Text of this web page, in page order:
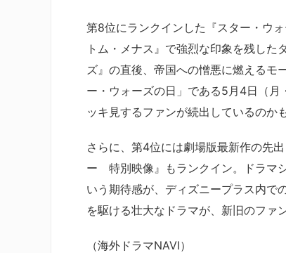
第8位にランクインした『スター・ウ
トム・メナス』で強烈な印象を残し
ズ』の直後、帝国への憎悪に燃えるモ
ー・ウォーズの日」である5月4日（月
ッキ見するファンが続出しているのか
さらに、第4位には劇場版最新作の先
ー 特別映像』もランクイン。ドラマ
いう期待感が、ディズニープラス内で
を駆ける壮大なドラマが、新旧のファ
（海外ドラマNAVI）